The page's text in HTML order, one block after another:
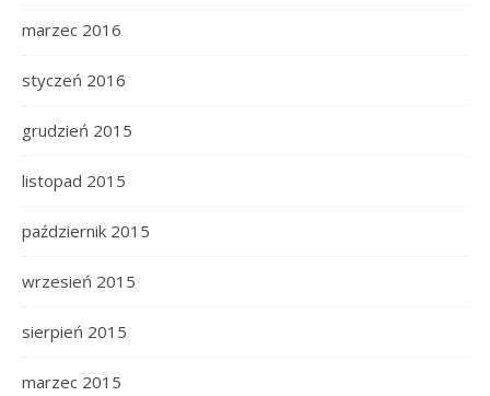
marzec 2016
styczeń 2016
grudzień 2015
listopad 2015
październik 2015
wrzesień 2015
sierpień 2015
marzec 2015